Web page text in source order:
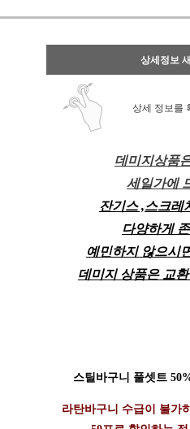
상세정보
상세 정보를
데미지상품
세일가에
잔기스 ,스크레
다양하게
예민하지 않으시
데미지 상품은 교
스틸바구니 풀셋트
라탄바구니 수급이 불가